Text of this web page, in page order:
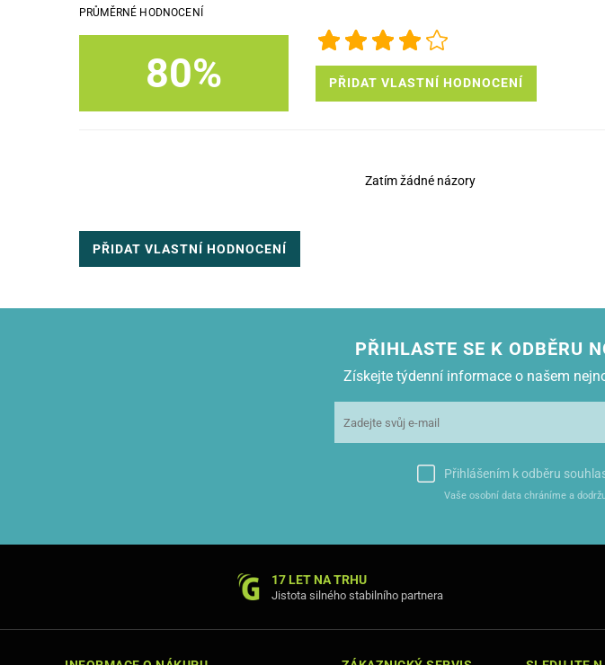
PRŮMĚRNÉ HODNOCENÍ
80% PŘIDAT VLASTNÍ HODNOCENÍ
Zatím žádné názory
PŘIDAT VLASTNÍ HODNOCENÍ
PŘIHLASTE SE K ODBĚRU
Získejte týdenní informace o našem
Přihlášením k odběru
Vaše osobní data chráníme a
17 LET NA TRHU
Jistota silného stabilního partnera